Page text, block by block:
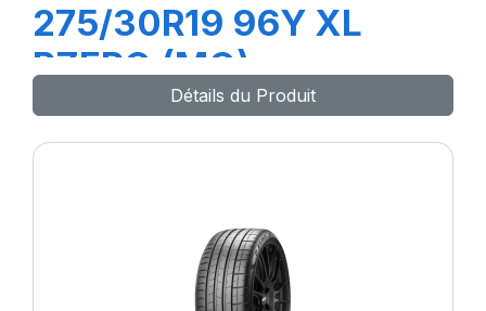
275/30R19 96Y XL
PZERO (MO)
Détails du Produit